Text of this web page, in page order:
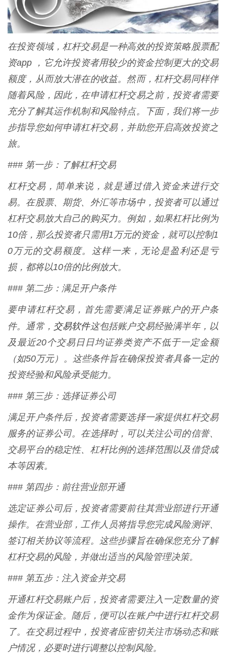
在投资领域，杠杆交易是一种高效的投资策略股票配
资app ，它允许投资者用较少的资金控制更大的交易
额度，从而放大潜在的收益。然而，杠杆交易同样伴
随着风险，因此，在申请杠杆交易之前，投资者需要
充分了解其运作机制和风险特点。下面，我们将一步
步指导您如何申请杠杆交易，并助您开启高效投资之
旅。
### 第一步：了解杠杆交易
杠杆交易，简单来说，就是通过借入资金来进行交
易。在股票、期货、外汇等市场中，投资者可以通过
杠杆交易放大自己的购买力。例如，如果杠杆比例为
10倍，那么投资者只需用1万元的资金，就可以控制1
0万元的交易额度。这样一来，无论是盈利还是亏
损，都将以10倍的比例放大。
### 第二步：满足开户条件
要申请杠杆交易，首先需要满足证券账户的开户条
件。通常， 交易软件这包括账户交易经验满半年，以
及最近20个交易日日均证券类资产不低于一定金额
（如50万元）。这些条件旨在确保投资者具备一定的
投资经验和风险承受能力。
### 第三步：选择证券公司
满足开户条件后，投资者需要选择一家提供杠杆交易
服务的证券公司。在选择时，可以关注公司的信誉、
交易平台的稳定性、杠杆比例的选择范围以及借贷成
本等因素。
### 第四步：前往营业部开通
选定证券公司后，投资者需要前往其营业部进行开通
操作。在营业部，工作人员将指导您完成风险测评、
签订相关协议等流程。这些步骤旨在确保您充分了解
杠杆交易的风险，并做出适当的风险管理决策。
### 第五步：注入资金并交易
开通杠杆交易账户后，投资者需要注入一定数量的资
金作为保证金。随后，便可以在账户中进行杠杆交易
了。在交易过程中，投资者应密切关注市场动态和账
户情况，必要时进行调整以控制风险。